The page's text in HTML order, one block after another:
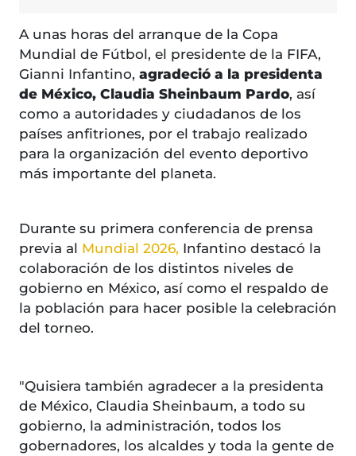
A unas horas del arranque de la Copa
Mundial de Fútbol, el presidente de la FIFA,
Gianni Infantino, agradeció a la presidenta
de México, Claudia Sheinbaum Pardo, así
como a autoridades y ciudadanos de los
países anfitriones, por el trabajo realizado
para la organización del evento deportivo
más importante del planeta.
Durante su primera conferencia de prensa
previa al Mundial 2026, Infantino destacó la
colaboración de los distintos niveles de
gobierno en México, así como el respaldo de
la población para hacer posible la celebración
del torneo.
"Quisiera también agradecer a la presidenta
de México, Claudia Sheinbaum, a todo su
gobierno, la administración, todos los
gobernadores, los alcaldes y toda la gente de